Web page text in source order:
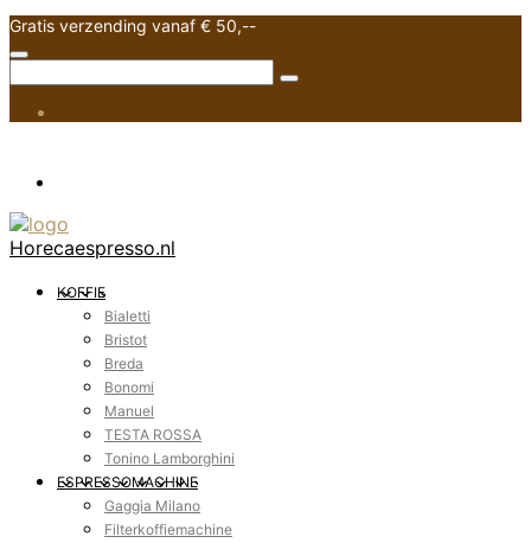
Gratis verzending vanaf € 50,--
Horecaespresso.nl
KOFFIE
Bialetti
Bristot
Breda
Bonomi
Manuel
TESTA ROSSA
Tonino Lamborghini
ESPRESSOMACHINE
Gaggia Milano
Filterkoffiemachine